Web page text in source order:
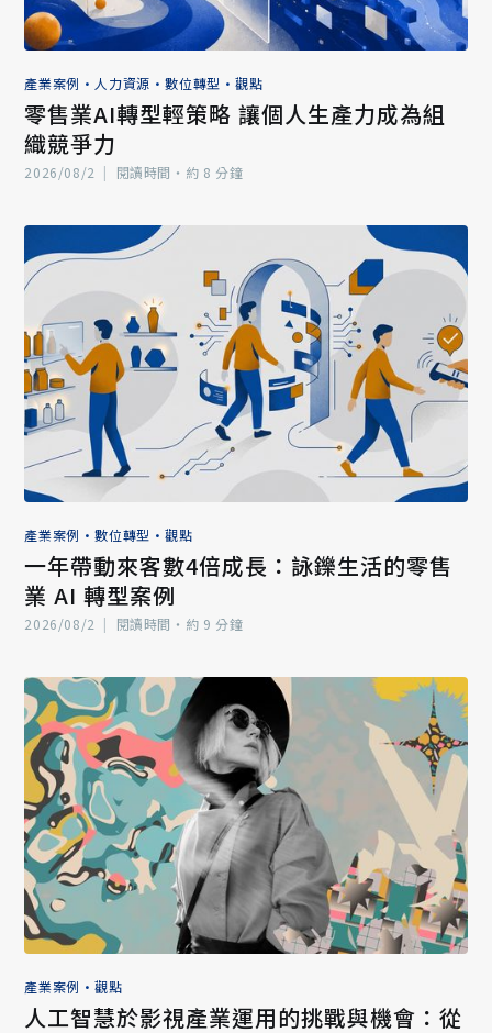
產業案例 • 人力資源 •數位轉型 •觀點
零售業AI轉型輕策略 讓個人生產力成為組
織競爭力
2026/08/2 | 閱讀時間‧約 8 分鐘
產業案例 •數位轉型 •觀點
一年帶動來客數4倍成長：詠鑠生活的零售
業 AI 轉型案例
2026/08/2 | 閱讀時間‧約 9 分鐘
產業案例 •觀點
人工智慧於影視產業運用的挑戰與機會：從